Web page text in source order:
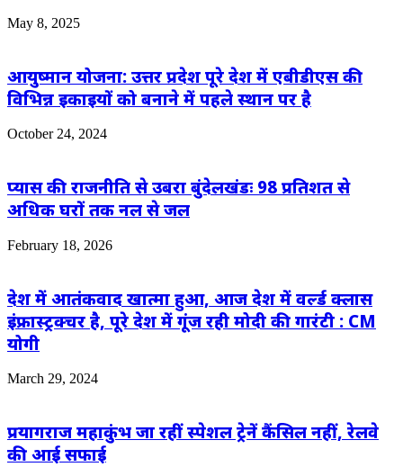
May 8, 2025
आयुष्मान योजना: उत्तर प्रदेश पूरे देश में एबीडीएस की
विभिन्न इकाइयों को बनाने में पहले स्थान पर है
October 24, 2024
प्यास की राजनीति से उबरा बुंदेलखंडः 98 प्रतिशत से
अधिक घरों तक नल से जल
February 18, 2026
देश में आतंकवाद खात्मा हुआ, आज देश में वर्ल्ड क्लास
इंफ्रास्ट्रक्चर है, पूरे देश में गूंज रही मोदी की गारंटी : CM
योगी
March 29, 2024
प्रयागराज महाकुंभ जा रहीं स्पेशल ट्रेनें कैंसिल नहीं, रेलवे
की आई सफाई